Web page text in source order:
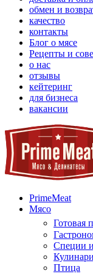
обмен и
качество
контакты
Блог о мясе
Рецепты и
о нас
отзывы
кейтеринг
для бизнеса
вакансии
PrimeMeat
Мясо
Готовая
Специи
Птица